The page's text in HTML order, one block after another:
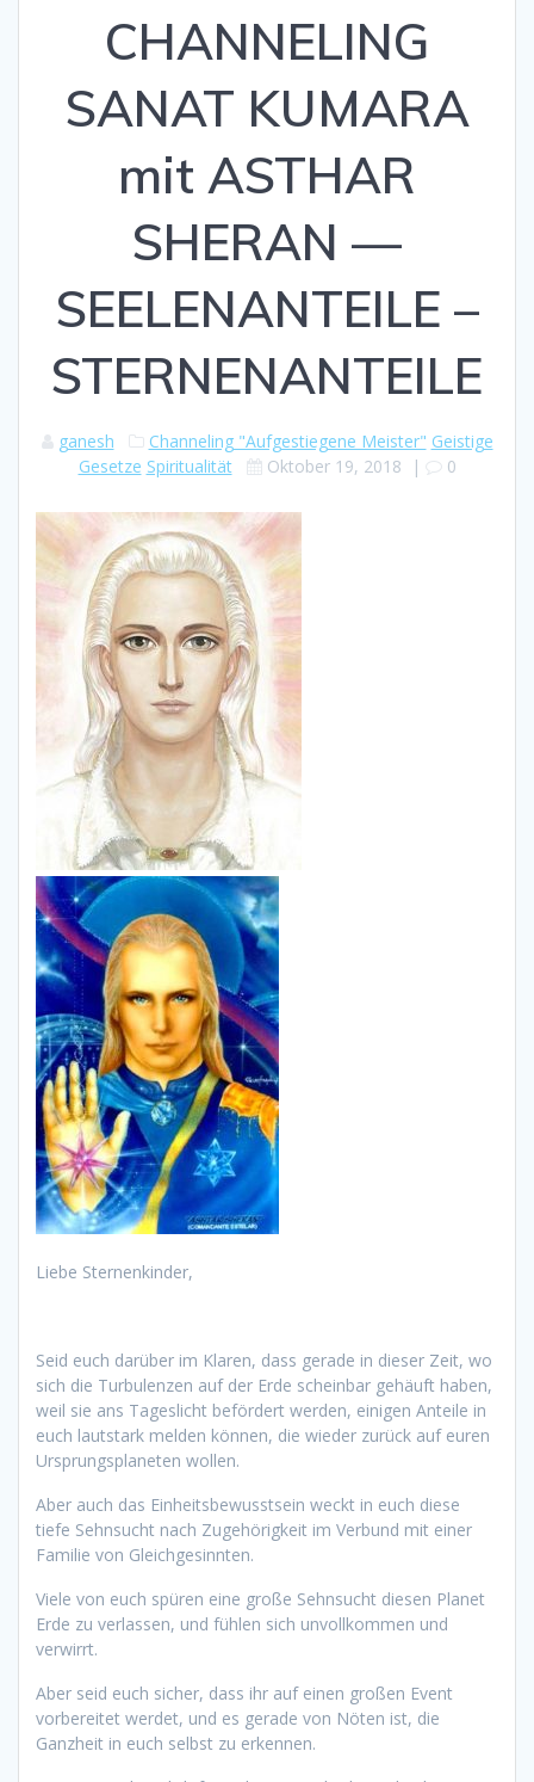
CHANNELING
SANAT KUMARA
mit ASTHAR
SHERAN —
SEELENANTEILE –
STERNENANTEILE
ganesh Channeling "Aufgestiegene Meister" Geistige
Gesetze Spiritualität Oktober 19, 2018 | 0
Liebe Sternenkinder,
Seid euch darüber im Klaren, dass gerade in dieser Zeit, wo
sich die Turbulenzen auf der Erde scheinbar gehäuft haben,
weil sie ans Tageslicht befördert werden, einigen Anteile in
euch lautstark melden können, die wieder zurück auf euren
Ursprungsplaneten wollen.
Aber auch das Einheitsbewusstsein weckt in euch diese
tiefe Sehnsucht nach Zugehörigkeit im Verbund mit einer
Familie von Gleichgesinnten.
Viele von euch spüren eine große Sehnsucht diesen Planet
Erde zu verlassen, und fühlen sich unvollkommen und
verwirrt.
Aber seid euch sicher, dass ihr auf einen großen Event
vorbereitet werdet, und es gerade von Nöten ist, die
Ganzheit in euch selbst zu erkennen.